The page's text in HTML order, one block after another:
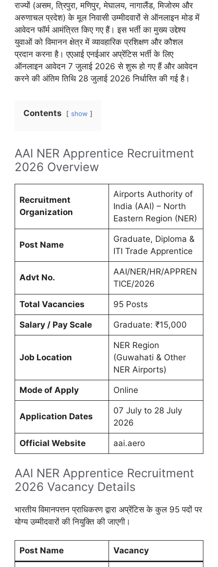
राज्यों (असम, त्रिपुरा, मणिपुर, मेघालय, नागालैंड, मिजोरम और
अरुणाचल प्रदेश) के मूल निवासी उम्मीदवारों से ऑनलाइन मोड में
आवेदन फॉर्म आमंत्रित किए गए हैं। इस भर्ती का मुख्य उद्देश्य
युवाओं को विमानन क्षेत्र में व्यावहारिक प्रशिक्षण और कौशल
प्रदान करना है। एएआई एनईआर अप्रेंटिस भर्ती के लिए
ऑनलाइन आवेदन 7 जुलाई 2026 से शुरू हो गए हैं और आवेदन
करने की अंतिम तिथि 28 जुलाई 2026 निर्धारित की गई है।
Contents show
AAI NER Apprentice Recruitment
2026 Overview
Recruitment
Organization
Airports Authority of
India (AAI) – North
Eastern Region (NER)
Post Name
Graduate, Diploma &
ITI Trade Apprentice
Advt No.
AAI/NER/HR/APPREN
TICE/2026
Total Vacancies 95 Posts
Salary / Pay Scale Graduate: ₹15,000
Job Location
NER Region
(Guwahati & Other
NER Airports)
Mode of Apply Online
Application Dates
07 July to 28 July
2026
Official Website aai.aero
AAI NER Apprentice Recruitment
2026 Vacancy Details
भारतीय विमानपत्तन प्राधिकरण द्वारा अप्रेंटिस के कुल 95 पदों पर
योग्य उम्मीदवारों की नियुक्ति की जाएगी।
Post Name Vacancy